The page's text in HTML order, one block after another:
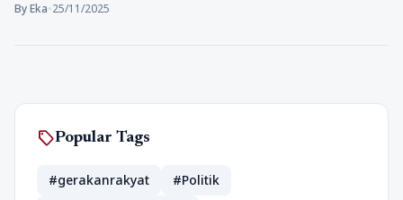
By Eka•25/11/2025
sellPopular Tags
#gerakanrakyat
#Politik